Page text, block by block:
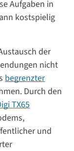
Aufgaben in
kostspielig
der
nicht
begrenzter
Durch den
TX65
und